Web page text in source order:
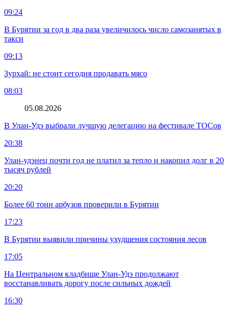
09:24
В Бурятии за год в два раза увеличилось число самозанятых в
такси
09:13
Зурхай: не стоит сегодня продавать мясо
08:03
05.08.2026
В Улан-Удэ выбрали лучшую делегацию на фестивале ТОСов
20:38
Улан-удэнец почти год не платил за тепло и накопил долг в 20
тысяч рублей
20:20
Более 60 тонн арбузов проверили в Бурятии
17:23
В Бурятии выявили причины ухудшения состояния лесов
17:05
На Центральном кладбище Улан-Удэ продолжают
восстанавливать дорогу после сильных дождей
16:30